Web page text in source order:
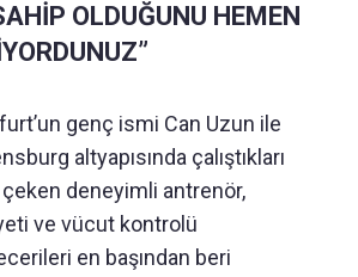
OLDUĞUNU HEMEN
genç ismi Can Uzun ile
altyapısında çalıştıkları
deneyimli antrenör,
ve vücut kontrolü
en başından beri